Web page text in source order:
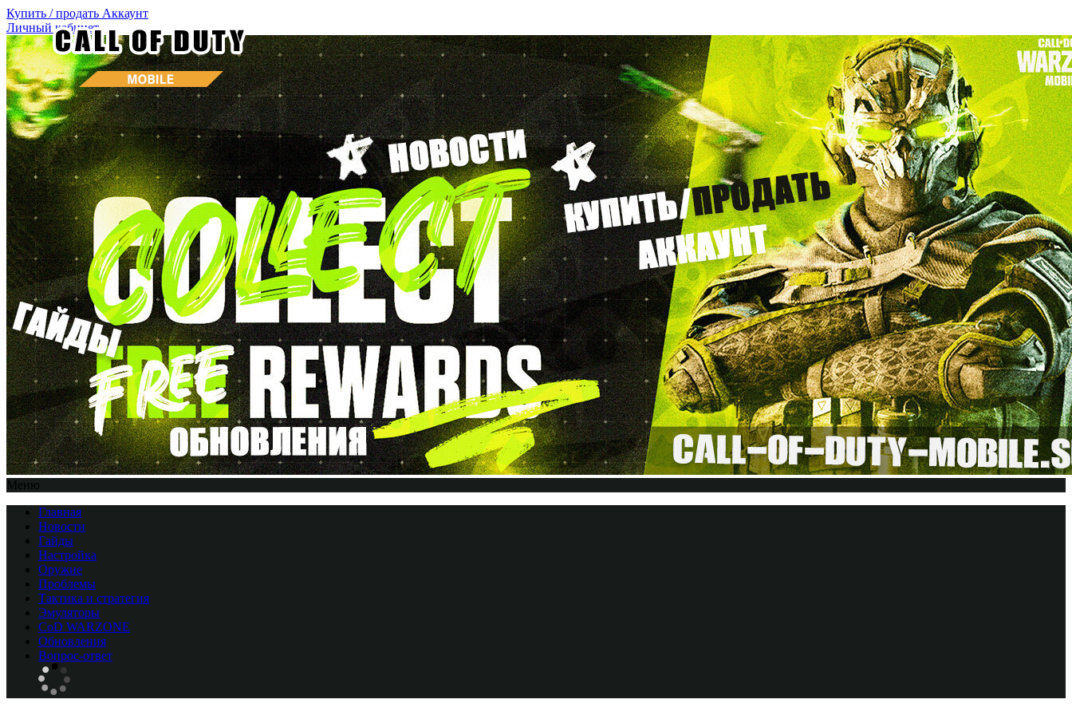
Купить / продать Аккаунт
Личный кабинет
Меню
Главная
Новости
Гайды
Настройка
Оружие
Проблемы
Тактика и стратегия
Эмуляторы
CоD WARZONE
Обновления
Вопрос-ответ